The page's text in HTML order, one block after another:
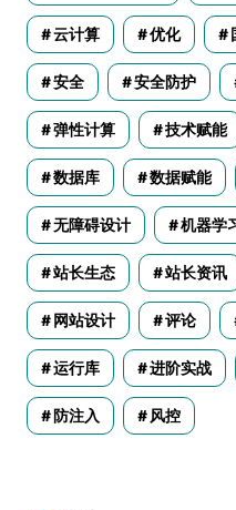
云计算 优化
安全 安全防护
弹性计算 技术赋能
数据库 数据赋能
无障碍设计 机器学
站长生态 站长资讯
网站设计 评论
运行库 进阶实战
防注入 风控